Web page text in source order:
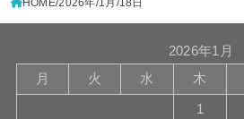
HOME 2026年 1月 18日
2026年1月
月
火 水 木
1